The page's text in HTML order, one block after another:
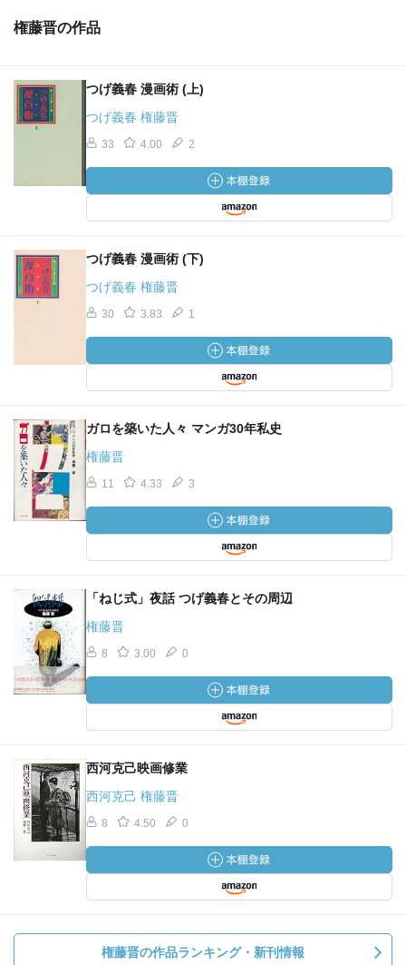
権藤晋の作品
つげ義春 漫画術 (上)
つげ義春 権藤晋
33 4.00 2
つげ義春 漫画術 (下)
つげ義春 権藤晋
30 3.83 1
ガロを築いた人々 マンガ30年私史
権藤晋
11 4.33 3
「ねじ式」夜話 つげ義春とその周辺
権藤晋
8 3.00 0
西河克己映画修業
西河克己 権藤晋
8 4.50 0
権藤晋の作品ランキング・新刊情報